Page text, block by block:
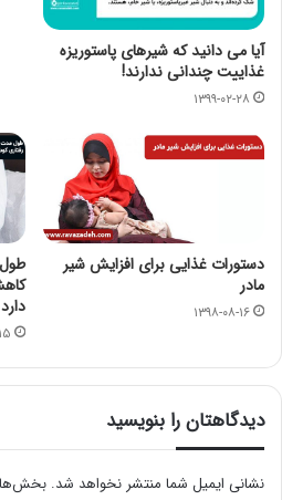
آیا می دانید که شیرهای پاستوریزه
غذاییت چندانی ندارند!
۱۳۹۹-۰۲-۲۸
دستورات غذایی برای افزایش شیر
مادر
۱۳۹۸-۰۸-۱۶
دارد
دیدگاهتان را بنویسید
نشانی ایمیل شما منتشر نخواهد شد.